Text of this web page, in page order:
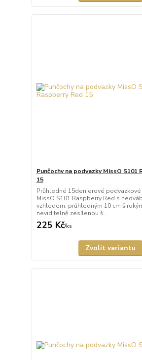
Punčochy na podvazky MissO S101
15
Průhledné 15denierové podvazkové
MissO S101 Raspberry Red s
vzhledem, průhledným 10 cm
neviditelně zesílenou š...
225 Kč/ks
Zvolit variantu